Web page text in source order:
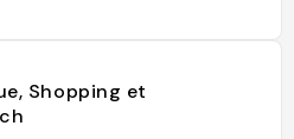
Shopping et